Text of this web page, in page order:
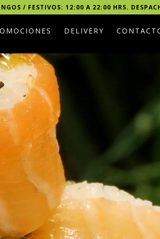
/ FESTIVOS: 12:00 A 22:00 HRS.
DELIVERY